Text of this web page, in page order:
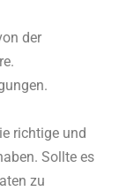
der
richtige und
Sollte es
zu